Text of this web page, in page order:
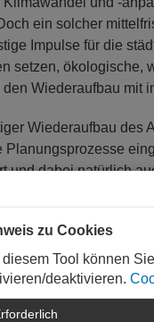
ein solcher
Impulse für die
setzen, ökologische,
Wiederaufbau mit
Wiederaufbau des
Planungsprozesse
und dabei natürlich
es gibt schon jetzt
zu Cookies
diesem Tool können
deaktivieren.